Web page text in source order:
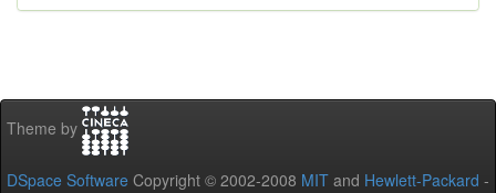
Theme by
DSpace Software Copyright © 2002-2008 MIT and Hewlett-Packard -